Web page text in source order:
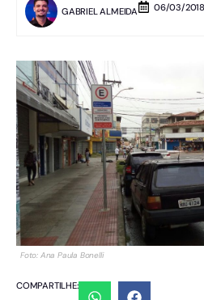
GABRIEL ALMEIDA 06/03/
Foto: Ana Paula Bonelli
COMPARTILHE: